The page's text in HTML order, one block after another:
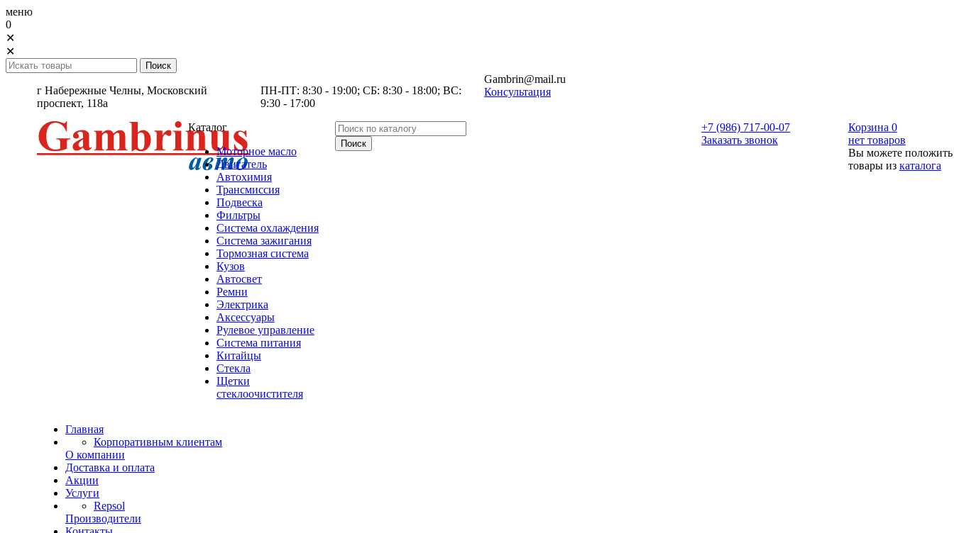
меню
0
✕
✕
г Набережные Челны, Московский
проспект, 118а
ПН-ПТ: 8:30 - 19:00; СБ: 8:30 - 18:00; ВС:
9:30 - 17:00
Gambrin@mail.ru
Консультация
Каталог
Моторное масло
Двигатель
Автохимия
Трансмиссия
Подвеска
Фильтры
Система охлаждения
Система зажигания
Тормозная система
Кузов
Автосвет
Ремни
Электрика
Аксессуары
Рулевое управление
Система питания
Китайцы
Стекла
Щетки
стеклоочистителя
+7 (986) 717-00-07
Заказать звонок
Корзина 0
нет товаров
Вы можете положить
товары из каталога
Главная
Корпоративным клиентам
О компании
Доставка и оплата
Акции
Услуги
Repsol
Производители